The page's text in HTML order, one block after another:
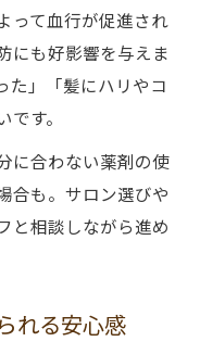
って血行が促進され
にも好影響を与えま
た」「髪にハリやコ
す。
に合わない薬剤の使
合も。サロン選びや
と相談しながら進め
れる安心感